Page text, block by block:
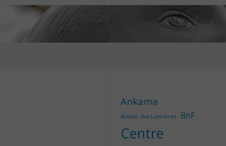
Ankama
Atelier des Lumières BnF
Centre